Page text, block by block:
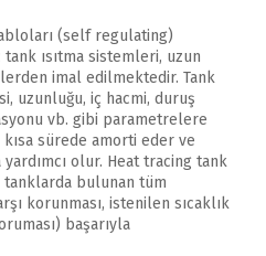
(self regulating)
ısıtma sistemleri, uzun
imal edilmektedir. Tank
uzunluğu, iç hacmi, duruş
vb. gibi parametrelere
sürede amorti eder ve
olur. Heat tracing tank
tanklarda bulunan tüm
korunması, istenilen sıcaklık
başarıyla